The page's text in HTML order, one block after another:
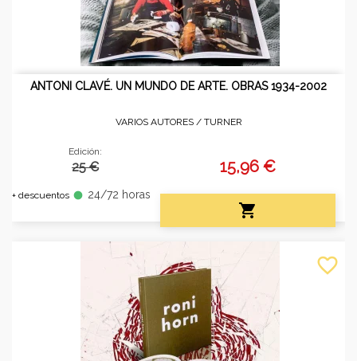
ANTONI CLAVÉ. UN MUNDO DE ARTE. OBRAS 1934-2002
VARIOS AUTORES / TURNER
Edición:
25 €
+ descuentos fiber_manual_record 24/72 horas
15,96 €

favorite_border